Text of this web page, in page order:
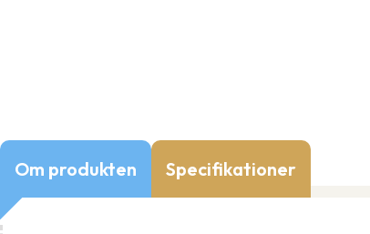
Om produkten Specifikationer